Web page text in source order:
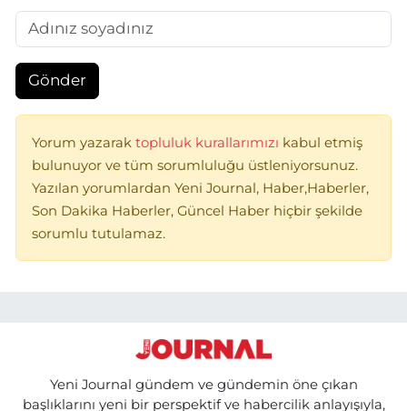
Gönder
Yorum yazarak topluluk kurallarımızı kabul etmiş
bulunuyor ve tüm sorumluluğu üstleniyorsunuz.
Yazılan yorumlardan Yeni Journal, Haber,Haberler,
Son Dakika Haberler, Güncel Haber hiçbir şekilde
sorumlu tutulamaz.
Yeni Journal gündem ve gündemin öne çıkan
başlıklarını yeni bir perspektif ve habercilik anlayışıyla,